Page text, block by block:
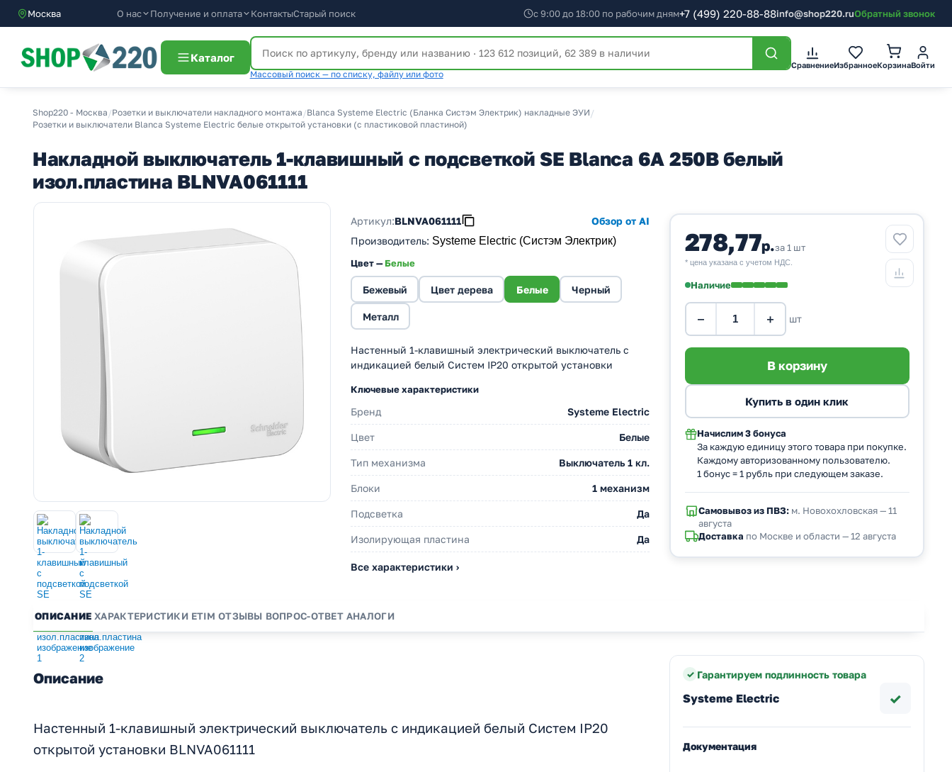
Москва О нас Получение и оплата КонтактыСтарый поиск с 9:00 до 18:00 по рабочим дням+7 (499) 220-88-88info@shop220.ruОбратный звонок
Каталог
Массовый поиск — по списку, файлу или фото
СравнениеИзбранноеКорзинаВойти
Shop220 - Москва /Розетки и выключатели накладного монтажа /Blanca Systeme Electric (Бланка Систэм Электрик) накладные ЭУИ /
Розетки и выключатели Blanca Systeme Electric белые открытой установки (с пластиковой пластиной)
Накладной выключатель 1-клавишный с подсветкой SE Blanca 6А 250В белый
изол.пластина BLNVA061111
Артикул:BLNVA061111
Обзор от AI
Производитель: Systeme Electric (Систэм Электрик)
Цвет —Белые
Бежевый Цвет дерева Белые Черный
Металл
Настенный 1-клавишный электрический выключатель с
индикацией белый Cистем IP20 открытой установки
Ключевые характеристики
Бренд Systeme Electric
Цвет Белые
Тип механизма Выключатель 1 кл.
Блоки 1 механизм
Подсветка Да
Изолирующая пластина Да
Все характеристики ›
278,77р.за 1 шт
* цена указана с учетом НДС.
Наличие
− + шт
Начислим 3 бонуса
За каждую единицу этого товара при покупке.
Каждому авторизованному пользователю.
1 бонус = 1 рубль при следующем заказе.
Самовывоз из ПВЗ:м. Новохохловская — 11
августа
Доставка по Москве и области — 12 августа
ОПИСАНИЕ ХАРАКТЕРИСТИКИ ETIM ОТЗЫВЫ ВОПРОС-ОТВЕТ АНАЛОГИ
Описание
Настенный 1-клавишный электрический выключатель с индикацией белый Cистем IP20
открытой установки BLNVA061111
Гарантируем подлинность товара
Systeme Electric ✓
Документация